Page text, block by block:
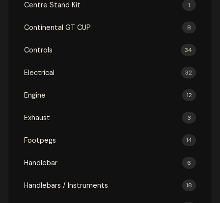
Centre Stand Kit 1
Continental GT CUP 8
Controls 34
Electrical 32
Engine 12
Exhaust 3
Footpegs 14
Handlebar 6
Handlebars / Instruments 18